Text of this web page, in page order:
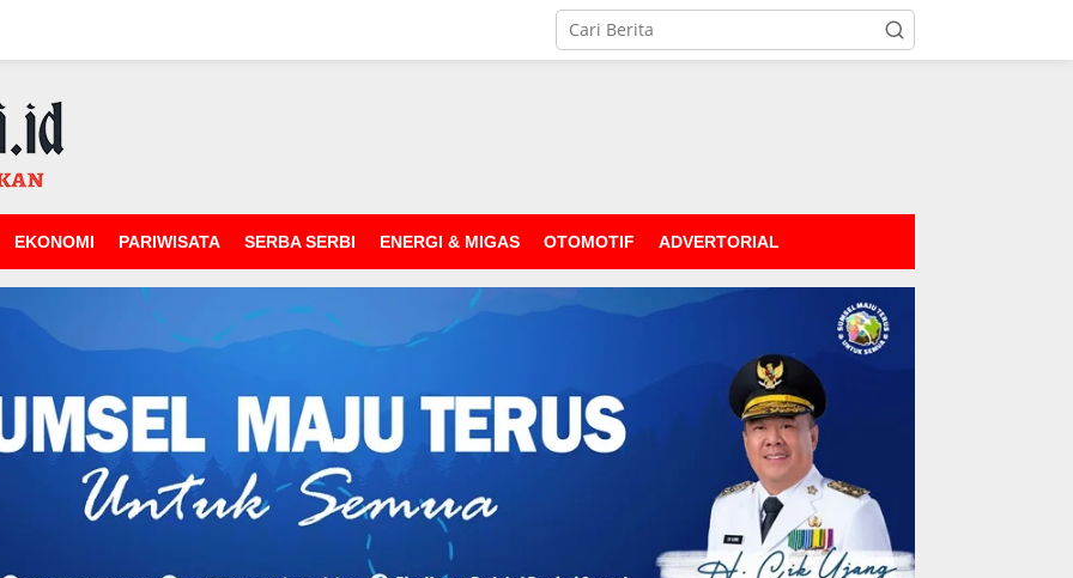
EKONOMI PARIWISATA SERBA SERBI ENERGI & MIGAS OTOMOTIF ADVERTORIAL